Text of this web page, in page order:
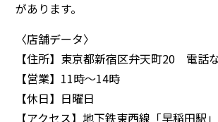
があります。
〈店舗データ〉
【住所】東京都新宿区弁天町20 電話
【営業】11時～14時
【休日】日曜日
【アクセス】地下鉄東西線「早稲田駅